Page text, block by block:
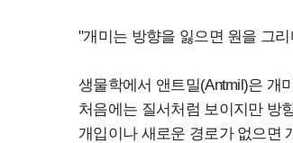
"개미는 방향을 잃으면 원을 그
생물학에서 앤트밀(Antmil)은 개
처음에는 질서처럼 보이지만 방
개입이나 새로운 경로가 없으면